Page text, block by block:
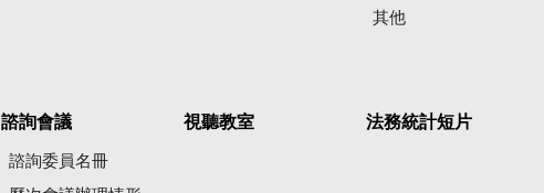
其他
諮詢會議
諮詢委員名冊
視聽教室 法務統計短片